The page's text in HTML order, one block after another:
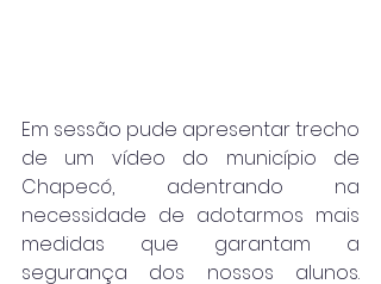
Em sessão pude apresentar trecho
de um vídeo do município de
Chapecó, adentrando na
necessidade de adotarmos mais
medidas que garantam a
segurança dos nossos alunos.